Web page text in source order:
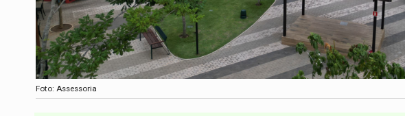
Foto: Assessoria